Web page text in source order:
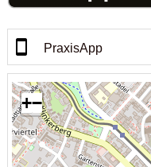
PraxisApp
+−